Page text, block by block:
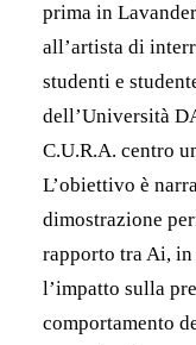
prima in
all’artista di
studenti e
dell’Università
C.U.R.A. centro
L’obiettivo è
dimostrazione
rapporto tra Ai,
l’impatto sulla
comportamento